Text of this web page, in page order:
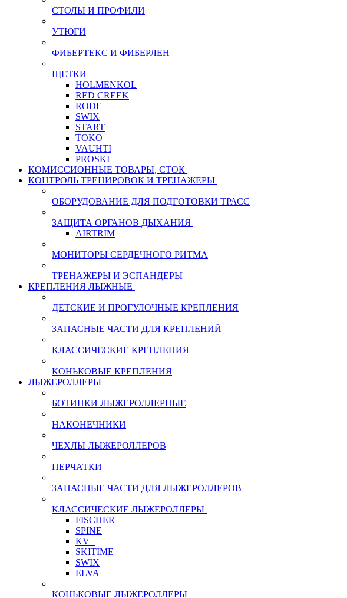
СТОЛЫ И ПРОФИЛИ
УТЮГИ
ФИБЕРТЕКС И ФИБЕРЛЕН
ЩЕТКИ
HOLMENKOL
RED CREEK
RODE
SWIX
START
TOKO
VAUHTI
PROSKI
КОМИССИОННЫЕ ТОВАРЫ, СТОК
КОНТРОЛЬ ТРЕНИРОВОК И ТРЕНАЖЕРЫ
ОБОРУДОВАНИЕ ДЛЯ ПОДГОТОВКИ ТРАСС
ЗАЩИТА ОРГАНОВ ДЫХАНИЯ
AIRTRIM
МОНИТОРЫ СЕРДЕЧНОГО РИТМА
ТРЕНАЖЕРЫ И ЭСПАНДЕРЫ
КРЕПЛЕНИЯ ЛЫЖНЫЕ
ДЕТСКИЕ И ПРОГУЛОЧНЫЕ КРЕПЛЕНИЯ
ЗАПАСНЫЕ ЧАСТИ ДЛЯ КРЕПЛЕНИЙ
КЛАССИЧЕСКИЕ КРЕПЛЕНИЯ
КОНЬКОВЫЕ КРЕПЛЕНИЯ
ЛЫЖЕРОЛЛЕРЫ
БОТИНКИ ЛЫЖЕРОЛЛЕРНЫЕ
НАКОНЕЧНИКИ
ЧЕХЛЫ ЛЫЖЕРОЛЛЕРОВ
ПЕРЧАТКИ
ЗАПАСНЫЕ ЧАСТИ ДЛЯ ЛЫЖЕРОЛЛЕРОВ
КЛАССИЧЕСКИЕ ЛЫЖЕРОЛЛЕРЫ
FISCHER
SPINE
KV+
SKITIME
SWIX
ELVA
КОНЬКОВЫЕ ЛЫЖЕРОЛЛЕРЫ